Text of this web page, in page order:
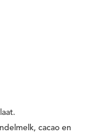
cacao en